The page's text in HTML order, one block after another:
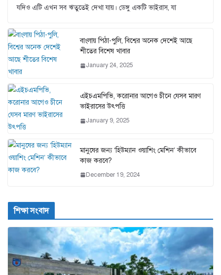
যদিও এটি এখন সব ঋতুতেই দেখা যায়। ডেঙ্গু একটি ভাইরাস, যা
বাংলায় পিঠা-পুলি, বিশ্বের অনেক দেশেই আছে
শীতের বিশেষ খাবার
January 24, 2025
এইচএমপিভি, করোনার আগেও চীনে যেসব মারণ
ভাইরাসের উৎপত্তি
January 9, 2025
মানুষের জন্য ‘হিউম্যান ওয়াশিং মেশিন’ কীভাবে
কাজ করবে?
December 19, 2024
শিক্ষা সংবাদ